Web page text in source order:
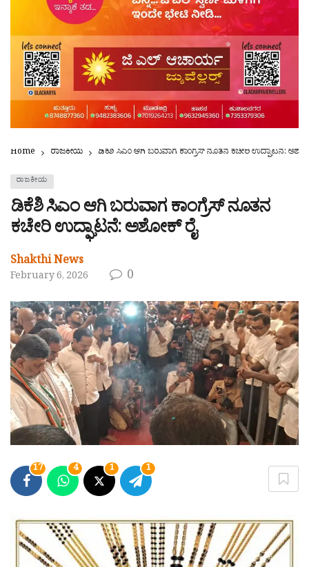
Home ರಾಜಕೀಯ ಡಿಕೆಶಿ ಸಿಎಂ ಆಗಿ ಬರುವಾಗ ಕಾಂಗ್ರೆಸ್ ನೂತನ ಕಚೇರಿ ಉದ್ಘಾಟನೆ:
ರಾಜಕೀಯ
ಡಿಕೆಶಿ ಸಿಎಂ ಆಗಿ ಬರುವಾಗ ಕಾಂಗ್ರೆಸ್ ನೂತನ
ಕಚೇರಿ ಉದ್ಘಾಟನೆ: ಅಶೋಕ್ ರೈ
Shakthi News
February 6, 2026 0
17 4 1 1